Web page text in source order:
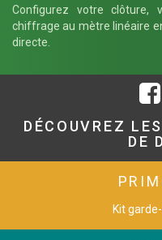
Configurez votre clôture,
chiffrage au mètre linéaire
directe.
DÉCOUVREZ
DE
Kit